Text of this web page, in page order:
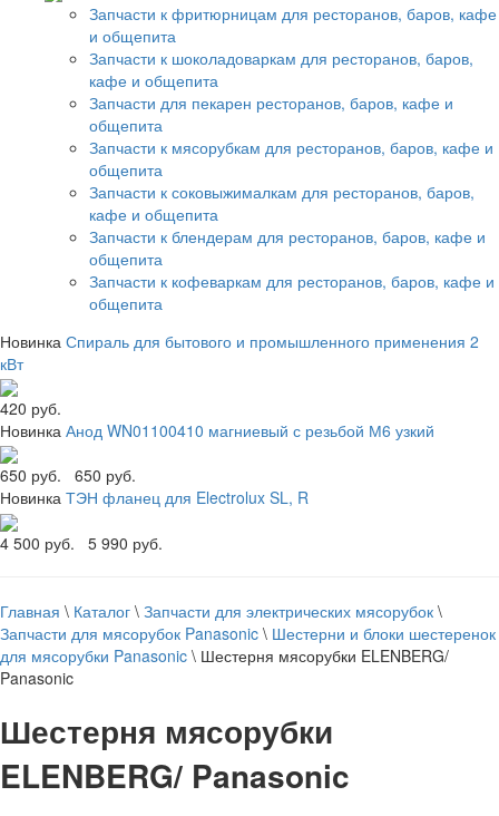
Запчасти к фритюрницам для ресторанов, баров, кафе
и общепита
Запчасти к шоколадоваркам для ресторанов, баров,
кафе и общепита
Запчасти для пекарен ресторанов, баров, кафе и
общепита
Запчасти к мясорубкам для ресторанов, баров, кафе и
общепита
Запчасти к соковыжималкам для ресторанов, баров,
кафе и общепита
Запчасти к блендерам для ресторанов, баров, кафе и
общепита
Запчасти к кофеваркам для ресторанов, баров, кафе и
общепита
Новинка Спираль для бытового и промышленного применения 2
кВт
420 руб.
Новинка Анод WN01100410 магниевый с резьбой М6 узкий
650 руб.
650 руб.
Новинка ТЭН фланец для Electrolux SL, R
4 500 руб. 5 990 руб.
Главная \ Каталог \ Запчасти для электрических мясорубок \
Запчасти для мясорубок Panasonic \ Шестерни и блоки шестеренок
для мясорубки Panasonic \ Шестерня мясорубки ELENBERG/
Panasonic
Шестерня мясорубки
ELENBERG/ Panasonic